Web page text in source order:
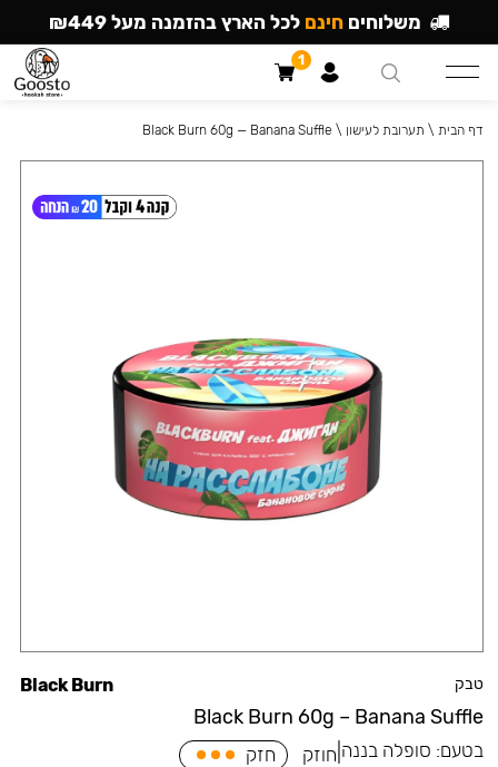
טבק
Black Burn 60g – Banana Suffle
Black Burn
בטעם: סופלה בננה חוזק חזק
דף הבית \ תערובת לעישון \
Black Burn 60g — Banana Suffle
משלוחים חינם לכל הארץ בהזמנה מעל ₪449
1